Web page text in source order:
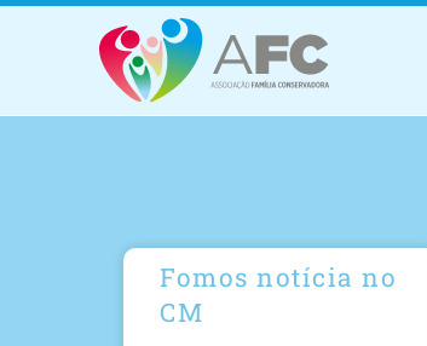
Fomos notícia no
CM